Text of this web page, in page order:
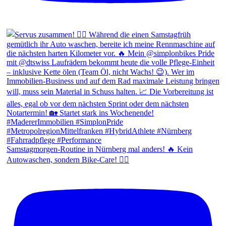
Samstagmorgen-Routine in Nürnberg mal anders! 🔥 Kein
Autowaschen, sondern Bike-Care! 🚴‍♂️